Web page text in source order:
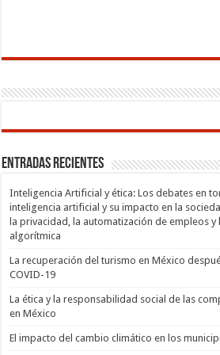
Entradas recientes
Inteligencia Artificial y ética: Los debates en
inteligencia artificial y su impacto en la
la privacidad, la automatización de empleos y
algorítmica
La recuperación del turismo en México
COVID-19
La ética y la responsabilidad social de las
en México
El impacto del cambio climático en los